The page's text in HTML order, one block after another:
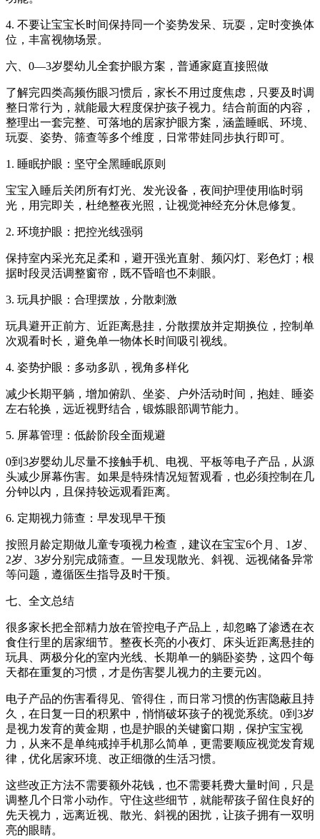
4. 不要让宝宝长时间保持同一个姿势发呆、玩耍，定时变换体
位，丰富视物场景。
六、0—3岁婴幼儿全套护眼方案，普通家庭直接照做
了解完四类高频伤眼习惯后，家长不用过度焦虑，只要及时调
整日常行为，就能最大程度保护孩子视力。结合前面的内容，
整理出一套完整、可落地的居家护眼方案，涵盖睡眠、环境、
玩耍、姿势、筛查等多个维度，日常带娃同步执行即可。
1. 睡眠护眼：坚守全黑睡眠原则
宝宝入睡后关闭所有灯光、发光设备，夜间护理使用临时弱
光，用完即关，杜绝整夜光照，让视觉神经充分休息修复。
2. 环境护眼：把控光线强弱
保持室内采光充足柔和，避开强光直射、频闪灯、彩色灯；根
据时段灵活调整窗帘，既不昏暗也不刺眼。
3. 玩具护眼：合理摆放，分散刺激
玩具避开正前方、近距离悬挂，分散摆放并定期换位，控制单
次观看时长，避免单一物体长时间吸引视线。
4. 姿势护眼：多动多趴，视角多样化
减少长期平躺，增加俯趴、坐姿、户外活动时间，抱娃、睡姿
左右轮换，远近视野结合，锻炼眼部调节能力。
5. 屏幕管理：低龄阶段全面规避
0到3岁婴幼儿尽量不接触手机、电视、平板等电子产品，从源
头减少屏幕伤害。如果是特殊情况短暂观看，也必须控制在几
分钟以内，且保持较远观看距离。
6. 定期视力筛查：早发现早干预
按照月龄定期做儿童专项视力检查，建议在宝宝6个月、1岁、
2岁、3岁分别完成筛查。一旦发现散光、斜视、远视储备异常
等问题，遵循医生指导及时干预。
七、全文总结
很多家长把全部精力放在管控电子产品上，却忽略了渗透在衣
食住行里的居家细节。整夜长亮的小夜灯、床头近距离悬挂的
玩具、两极分化的室内光线、长期单一的躺卧姿势，这四个每
天都在重复的习惯，才是伤害婴儿视力的主要元凶。
电子产品的伤害看得见、管得住，而日常习惯的伤害隐蔽且持
久，在日复一日的积累中，悄悄破坏孩子的视觉系统。0到3岁
是视力发育的黄金期，也是护眼的关键窗口期，保护宝宝视
力，从来不是单纯戒掉手机那么简单，更需要顺应视觉发育规
律，优化居家环境、改正细微的生活习惯。
这些改正方法不需要额外花钱，也不需要耗费大量时间，只是
调整几个日常小动作。守住这些细节，就能帮孩子留住良好的
先天视力，远离近视、散光、斜视的困扰，让孩子拥有一双明
亮的眼睛。